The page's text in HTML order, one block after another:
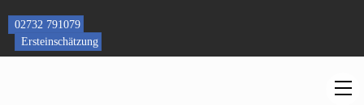
content
02732 791079
Ersteinschätzung